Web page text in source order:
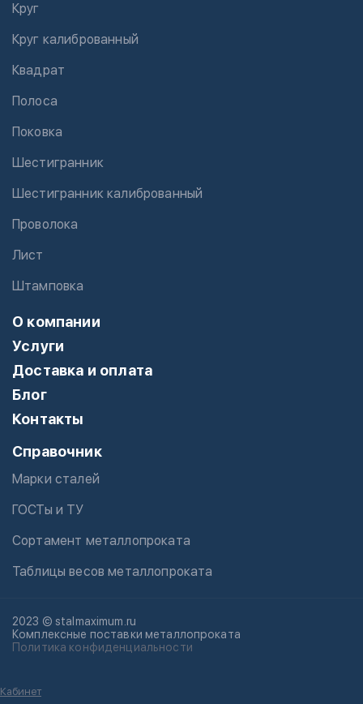
Круг
Круг калиброванный
Квадрат
Полоса
Поковка
Шестигранник
Шестигранник калиброванный
Проволока
Лист
Штамповка
О компании
Услуги
Доставка и оплата
Блог
Контакты
Справочник
Марки сталей
ГОСТы и ТУ
Сортамент металлопроката
Таблицы весов металлопроката
2023 © stalmaximum.ru
Комплексные поставки металлопроката
Политика конфиденциальности
Кабинет